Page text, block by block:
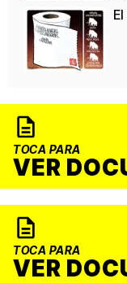
TOCA PARA
VER
TOCA PARA
VER